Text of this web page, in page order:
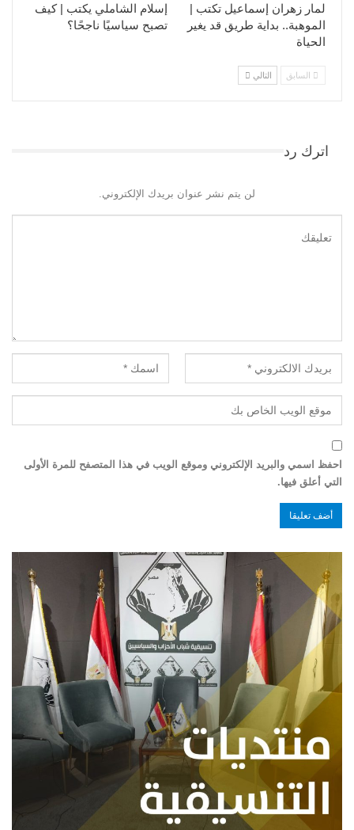
إسلام الشاملي يكتب | كيف
تصبح سياسيًا ناجحًا؟
لمار زهران إسماعيل تكتب |
الموهبة.. بداية طريق قد يغير
الحياة
السابق التالي
اترك رد
لن يتم نشر عنوان بريدك الإلكتروني.
احفظ اسمي والبريد الإلكتروني وموقع الويب في هذا المتصفح للمرة الأولى
التي أعلق فيها.